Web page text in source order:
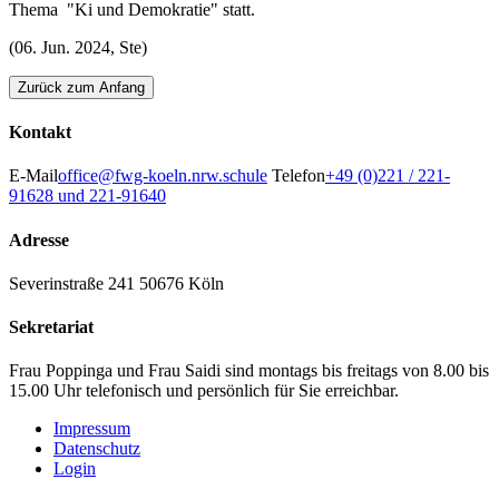
Thema "Ki und Demokratie" statt.
(06. Jun. 2024, Ste)
Zurück zum Anfang
Kontakt
E-Mailoffice@fwg-koeln.nrw.schule Telefon+49 (0)221 / 221-
91628 und 221-91640
Adresse
Severinstraße 241 50676 Köln
Sekretariat
Frau Poppinga und Frau Saidi sind montags bis freitags von 8.00 bis
15.00 Uhr telefonisch und persönlich für Sie erreichbar.
Impressum
Datenschutz
Login